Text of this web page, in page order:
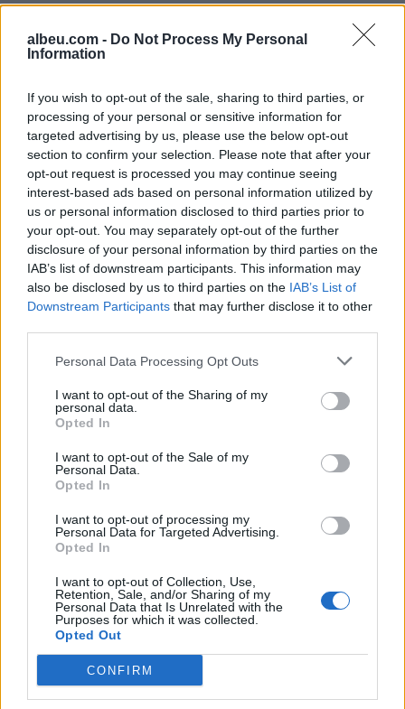
albeu.com - Do Not Process My Personal
Information
If you wish to opt-out of the sale, sharing to third parties, or
processing of your personal or sensitive information for
targeted advertising by us, please use the below opt-out
section to confirm your selection. Please note that after your
opt-out request is processed you may continue seeing
interest-based ads based on personal information utilized by
us or personal information disclosed to third parties prior to
your opt-out. You may separately opt-out of the further
disclosure of your personal information by third parties on the
IAB’s list of downstream participants. This information may
also be disclosed by us to third parties on the IAB’s List of
Downstream Participants that may further disclose it to other
Personal Data Processing Opt Outs
I want to opt-out of the Sharing of my
personal data.
Opted In
I want to opt-out of the Sale of my
Personal Data.
Opted In
I want to opt-out of processing my
Personal Data for Targeted Advertising.
Opted In
I want to opt-out of Collection, Use,
Retention, Sale, and/or Sharing of my
Personal Data that Is Unrelated with the
Purposes for which it was collected.
Opted Out
CONFIRM
Shtuarmë 12.02.2024 10:15
Tags:
ardian gjeloshi , Range Rover ,
Selman
Mihana
El Niño” kërcënon
ekonominë globale: mot
ekstrem, ushqime më të
shtrenjta dhe pasoja që
mund të zgjasin me vite
detare në Ngushticën e
Hormuzit: Negociatat në
Irani dhe Omani bien
dakord për një korridor në
Ngushticën e Hormuzit,
negociatat në fazën
përfundimtare
Divjaka në protestë/
mbështetjen e deputetëve